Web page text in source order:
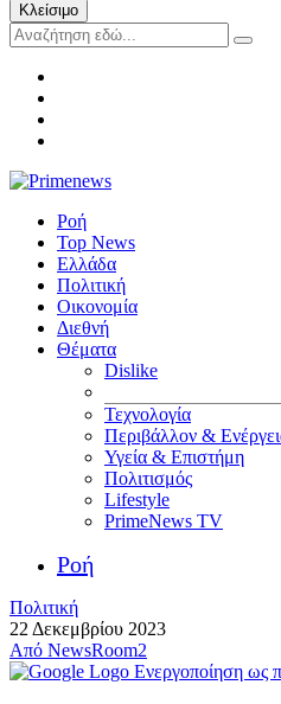
Κλείσιμο
Ροή
Top News
Ελλάδα
Πολιτική
Οικονομία
Διεθνή
Θέματα
Dislike
Τεχνολογία
Περιβάλλον &
Υγεία & Επιστήμη
Πολιτισμός
Lifestyle
PrimeNews TV
Ροή
Πολιτική
22 Δεκεμβρίου 2023
Από NewsRoom2
Ενεργοποίηση ως